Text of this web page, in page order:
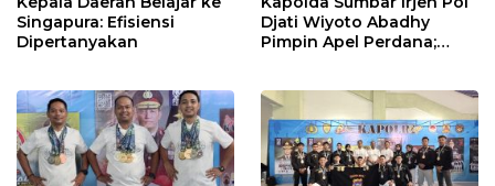
Singapura: Efisiensi
Dipertanyakan
Djati Wiyoto Abadhy
Pimpin Apel Perdana;